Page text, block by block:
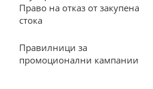
Право на отказ от закупена
стока
Правилници за
промоционални кампании